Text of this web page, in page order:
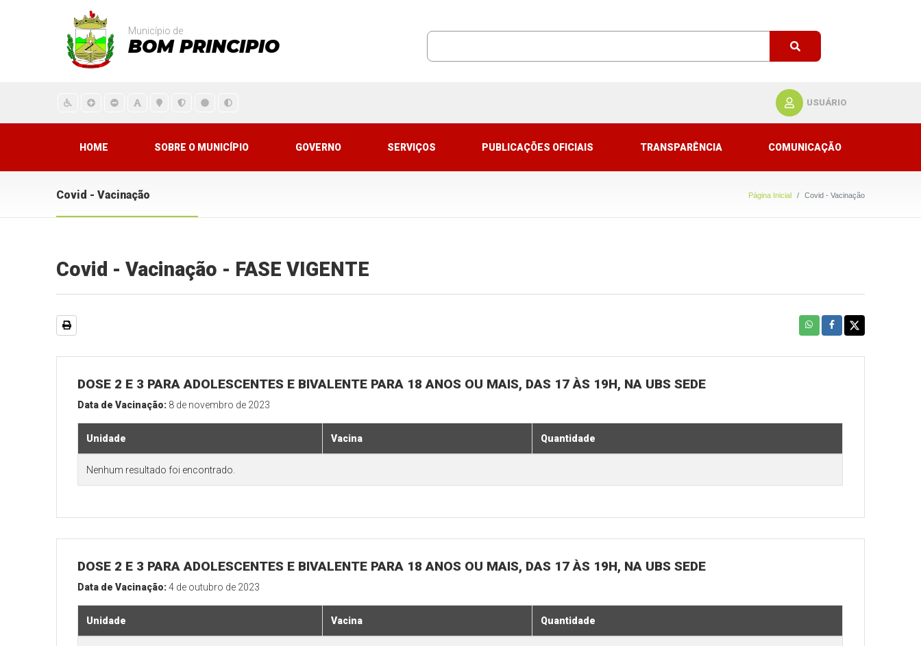
Município de
BOM PRINCIPIO
USUÁRIO
HOME SOBRE O MUNICÍPIO GOVERNO SERVIÇOS PUBLICAÇÕES OFICIAIS TRANSPARÊNCIA COMUNICAÇÃO
Covid - Vacinação Página Inicial Covid - Vacinação
Covid - Vacinação - FASE VIGENTE
DOSE 2 E 3 PARA ADOLESCENTES E BIVALENTE PARA 18 ANOS OU MAIS, DAS 17 ÀS 19H, NA UBS SEDE
Data de Vacinação: 8 de novembro de 2023
Unidade Vacina Quantidade
Nenhum resultado foi encontrado.
DOSE 2 E 3 PARA ADOLESCENTES E BIVALENTE PARA 18 ANOS OU MAIS, DAS 17 ÀS 19H, NA UBS SEDE
Data de Vacinação:4 de outubro de 2023
Unidade Vacina Quantidade